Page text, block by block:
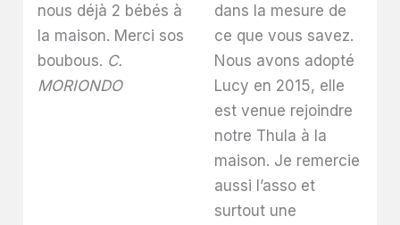
nous déjà 2 bébés à
la maison. Merci sos
boubous. C.
MORIONDO
dans la mesure de
ce que vous savez.
Nous avons adopté
Lucy en 2015, elle
est venue rejoindre
notre Thula à la
maison. Je remercie
aussi l’asso et
surtout une